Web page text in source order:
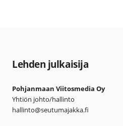
Lehden julkaisija
Pohjanmaan Viitosmedia Oy
Yhtiön johto/hallinto
hallinto@seutumajakka.fi